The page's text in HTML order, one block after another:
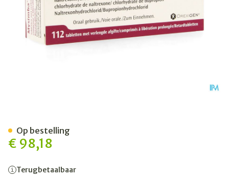
€ 98,18
Terugbetaalbaar
Op bestelling